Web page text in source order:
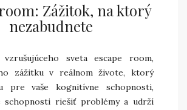
Zážitok, na ktorý
nezabudnete
sveta escape room,
zážitku v reálnom živote, ktorý
pre vaše kognitívne schopnosti,
schopnosti riešiť problémy a udrží